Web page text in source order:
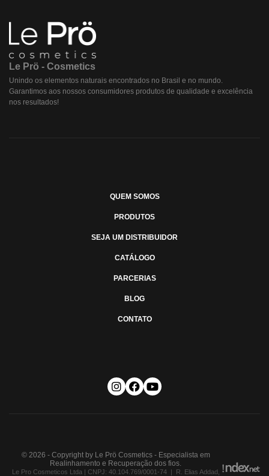
Le Prö - Cosmetics
Unindo os elementos naturais encontrados no Brasil e no mundo.
Garantimos aos nossos consumidores produtos de qualidade e excelência
nos resultados!
QUEM SOMOS
PRODUTOS
SEJA UM DISTRIBUIDOR
CATÁLOGO
PARCERIAS
BLOG
CONTATO
© 2026 - Copyright by Le Prö Cosmetics - Especialista em
Realinhamento e Recuperação dos fios.
Le Pro Cosmeticos Ltda | CNPJ: 40.104.769/0001-74 | R. Elias Addad,